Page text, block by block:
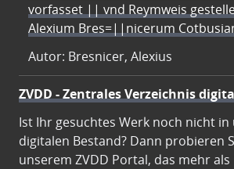
vorfasset || vnd Reymweis
Alexium Bres=||nicerum
Autor: Bresnicer, Alexius
ZVDD - Zentrales Verzeichnis
Ist Ihr gesuchtes Werk noch nicht in
digitalen Bestand? Dann probieren
unserem ZVDD Portal, das mehr als